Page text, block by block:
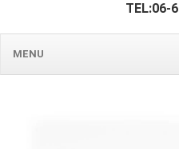
TEL:06-
MENU